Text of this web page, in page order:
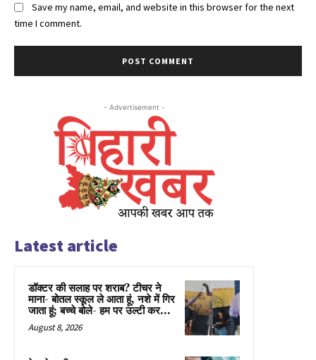
Save my name, email, and website in this browser for the next
time I comment.
- Advertisement -
Latest article
डॉक्टर की सलाह पर शराब? टीचर ने
माना- बोतल स्कूल ले आता हूं, नशे में गिर
जाता हूं; बच्चे बोले- हम पर उल्टी कर...
August 8, 2026